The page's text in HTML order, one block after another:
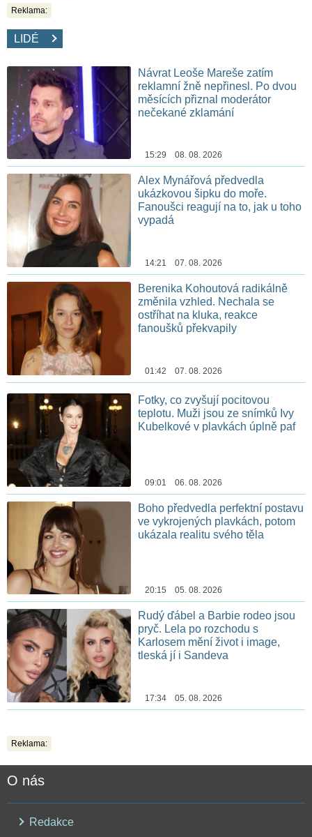
Reklama:
LIDÉ
Návrat Leoše Mareše zatím
reklamní žně nepřinesl. Po dvou
měsících přiznal moderátor
nečekané zklamání
15:29 08. 08. 2026
Alex Mynářová předvedla
ukázkovou šipku do moře.
Fanoušci reagují na to, jak u toho
vypadá
14:21 07. 08. 2026
Berenika Kohoutová radikálně
změnila vzhled. Nechala se
ostříhat na kluka, reakce
fanoušků překvapily
01:42 07. 08. 2026
Fotky, co zvyšují pocitovou
teplotu. Muži jsou ze snímků Ivy
Kubelkové v plavkách úplně paf
09:01 06. 08. 2026
Boho předvedla perfektní postavu
ve vykrojených plavkách, potom
ukázala realitu svého těla
20:15 05. 08. 2026
Rudý ďábel a Barbie rodeo jsou
pryč. Lela po rozchodu s
Karlosem mění život i image,
tleská jí i Sandeva
17:34 05. 08. 2026
Reklama:
O nás
Redakce